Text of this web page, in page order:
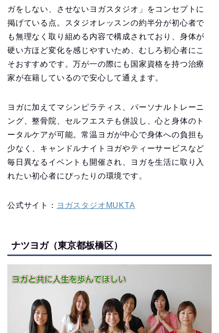
ガをしない、させないヨガスタジオ」をコンセプトに
掲げている点。スタジオレッスンの約半分が初心者で
も無理なく取り組める内容で構成されており、身体が
硬い方ほど変化を感じやすいため、むしろ初心者にこ
そおすすめです。万が一の際にも国家資格を持つ治療
家が在籍しているので安心して通えます。
ヨガに加えてマシンピラティス、パーソナルトレーニ
ング、整骨院、セルフエステも併設し、心と身体のト
ータルケアが可能。常温ヨガが中心で身体への負担も
少なく、キャンドルナイトヨガやティーサービスなど
毎日異なるイベントも開催され、ヨガを生活に取り入
れたい初心者にぴったりの環境です。
公式サイト： ヨガスタジオMUKTA
ナツヨガ（東京都板橋区）